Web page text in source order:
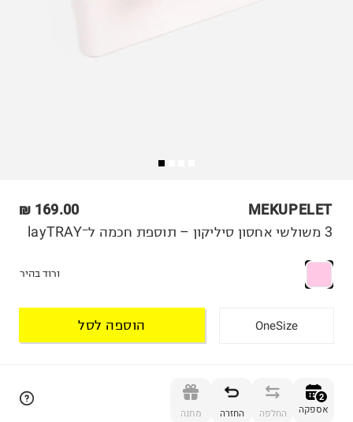
MEKUPELET
169.00 ₪
3 משולשי אחסון סיליקון – תוספת חכמה ל־layTRAY
ורוד בהיר
OneSize הוספה לסל
2
אספקה החלפה החזרה מתנה